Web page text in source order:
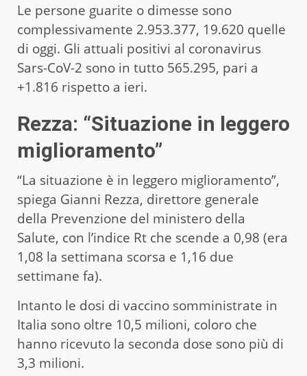
Le persone guarite o dimesse sono
complessivamente 2.953.377, 19.620 quelle
di oggi. Gli attuali positivi al coronavirus
Sars-CoV-2 sono in tutto 565.295, pari a
+1.816 rispetto a ieri.
Rezza: “Situazione in leggero
miglioramento”
“La situazione è in leggero miglioramento”,
spiega Gianni Rezza, direttore generale
della Prevenzione del ministero della
Salute, con l’indice Rt che scende a 0,98 (era
1,08 la settimana scorsa e 1,16 due
settimane fa).
Intanto le dosi di vaccino somministrate in
Italia sono oltre 10,5 milioni, coloro che
hanno ricevuto la seconda dose sono più di
3,3 milioni.